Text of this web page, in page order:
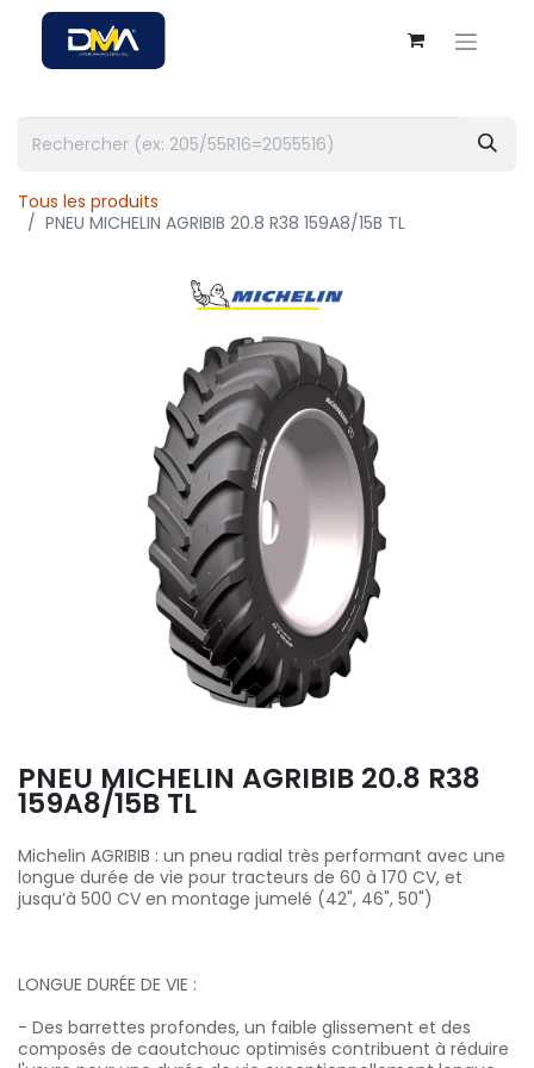
Tous les produits
PNEU MICHELIN AGRIBIB 20.8 R38 159A8/15B TL
PNEU MICHELIN AGRIBIB 20.8 R38
159A8/15B TL
Michelin AGRIBIB : un pneu radial très performant avec une
longue durée de vie pour tracteurs de 60 à 170 CV, et
jusqu’à 500 CV en montage jumelé (42", 46", 50")
LONGUE DURÉE DE VIE :
- Des barrettes profondes, un faible glissement et des
composés de caoutchouc optimisés contribuent à réduire